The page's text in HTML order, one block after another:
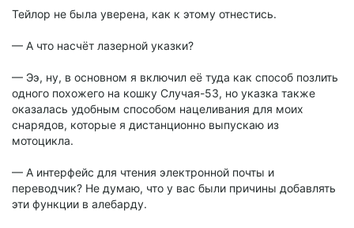
Тейлор не была уверена, как к этому отнестись.
— А что насчёт лазерной указки?
— Ээ, ну, в основном я включил её туда как способ позлить
одного похожего на кошку Случая-53, но указка также
оказалась удобным способом нацеливания для моих
снарядов, которые я дистанционно выпускаю из
мотоцикла.
— А интерфейс для чтения электронной почты и
переводчик? Не думаю, что у вас были причины добавлять
эти функции в алебарду.